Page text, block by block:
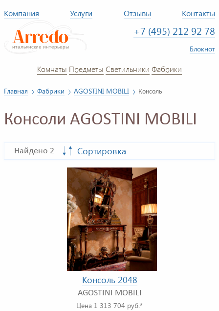
Компания Услуги Отзывы Контакты
+7 (495) 212 92 78
Блокнот
Комнаты Предметы Светильники Фабрики
Главная Фабрики AGOSTINI MOBILI Консоль
Консоли AGOSTINI MOBILI
Найдено 2 Сортировка
Консоль 2048
AGOSTINI MOBILI
Цена 1 313 704 руб.*